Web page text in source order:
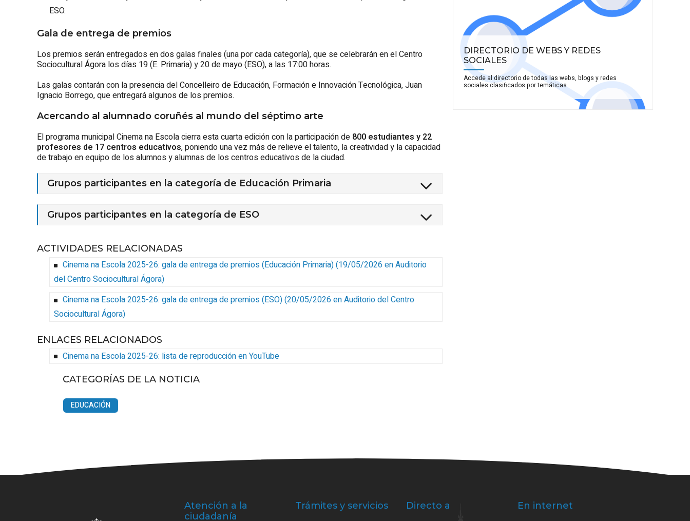
ESO.
Gala de entrega de premios
Los premios serán entregados en dos galas finales (una por cada categoría), que se celebrarán en el Centro
Sociocultural Ágora los días 19 (E. Primaria) y 20 de mayo (ESO), a las 17:00 horas.
Las galas contarán con la presencia del Concelleiro de Educación, Formación e Innovación Tecnológica, Juan
Ignacio Borrego, que entregará algunos de los premios.
Acercando al alumnado coruñés al mundo del séptimo arte
El programa municipal Cinema na Escola cierra esta cuarta edición con la participación de 800 estudiantes y 22
profesores de 17 centros educativos, poniendo una vez más de relieve el talento, la creatividad y la capacidad
de trabajo en equipo de los alumnos y alumnas de los centros educativos de la ciudad.
Grupos participantes en la categoría de Educación Primaria
Grupos participantes en la categoría de ESO
ACTIVIDADES RELACIONADAS
Cinema na Escola 2025-26: gala de entrega de premios (Educación Primaria)(19/05/2026 en Auditorio
del Centro Sociocultural Ágora)
Cinema na Escola 2025-26: gala de entrega de premios (ESO)(20/05/2026 en Auditorio del Centro
Sociocultural Ágora)
ENLACES RELACIONADOS
Cinema na Escola 2025-26: lista de reproducción en YouTube
CATEGORÍAS DE LA NOTICIA
EDUCACIÓN
DIRECTORIO DE WEBS Y REDES
SOCIALES
Accede al directorio de todas las webs, blogs y redes
sociales clasificados por temáticas
Atención a la
ciudadanía
Trámites y servicios Directo a En internet